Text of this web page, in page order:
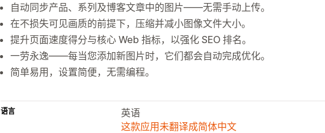
自动同步产品、系列及博客文章中的图片——无需手动上传。
在不损失可见画质的前提下，压缩并减小图像文件大小。
提升页面速度得分与核心 Web 指标，以强化 SEO 排名。
一劳永逸——每当您添加新图片时，它们都会自动完成优化。
简单易用，设置简便，无需编程。
语言
英语
这款应用未翻译成简体中文